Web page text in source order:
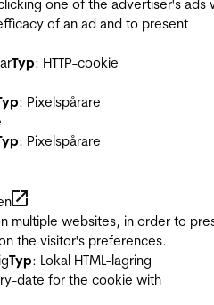
one of the advertiser's ads
of an ad and to present
Typ: HTTP-cookie
: Pixelspårare
: Pixelspårare
multiple websites, in order to
the visitor's preferences.
Typ: Lokal HTML-lagring
date for the cookie with